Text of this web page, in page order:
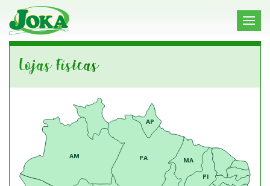
Lojas Físicas
PI
MA
AP
PA
AM